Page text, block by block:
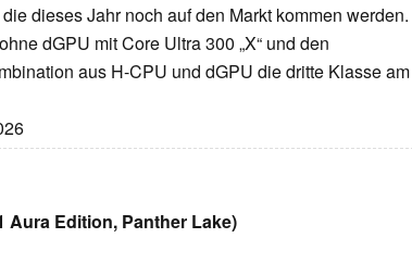
dieses Jahr noch auf den Markt kommen werden.
dGPU mit Core Ultra 300 „X“ und den
aus H-CPU und dGPU die dritte Klasse am
Aura Edition, Panther Lake)